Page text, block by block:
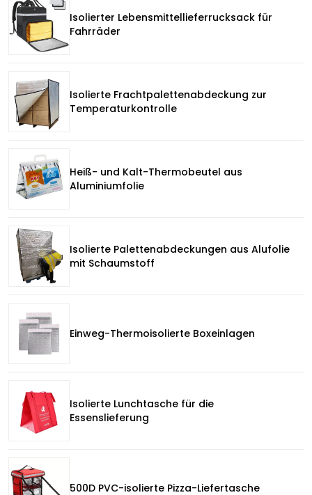
Isolierter Lebensmittellieferrucksack für
Fahrräder
Isolierte Frachtpalettenabdeckung zur
Temperaturkontrolle
Heiß- und Kalt-Thermobeutel aus
Aluminiumfolie
Isolierte Palettenabdeckungen aus Alufolie
mit Schaumstoff
Einweg-Thermoisolierte Boxeinlagen
Isolierte Lunchtasche für die
Essenslieferung
500D PVC-isolierte Pizza-Liefertasche